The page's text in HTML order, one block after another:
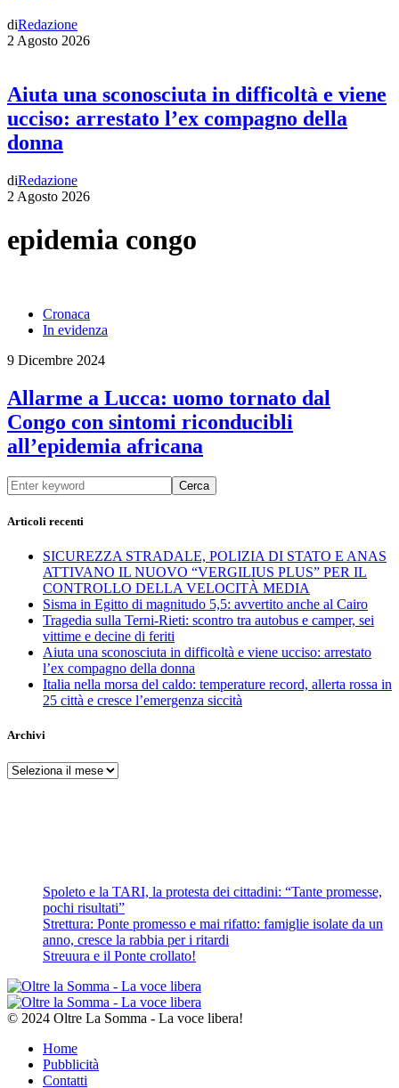
diRedazione
2 Agosto 2026
Aiuta una sconosciuta in difficoltà e viene
ucciso: arrestato l’ex compagno della
donna
diRedazione
2 Agosto 2026
epidemia congo
Cronaca
In evidenza
9 Dicembre 2024
Allarme a Lucca: uomo tornato dal
Congo con sintomi riconducibli
all’epidemia africana
Cerca
Articoli recenti
SICUREZZA STRADALE, POLIZIA DI STATO E ANAS
ATTIVANO IL NUOVO “VERGILIUS PLUS” PER IL
CONTROLLO DELLA VELOCITÀ MEDIA
Sisma in Egitto di magnitudo 5,5: avvertito anche al Cairo
Tragedia sulla Terni-Rieti: scontro tra autobus e camper, sei
vittime e decine di feriti
Aiuta una sconosciuta in difficoltà e viene ucciso: arrestato
l’ex compagno della donna
Italia nella morsa del caldo: temperature record, allerta rossa in
25 città e cresce l’emergenza siccità
Archivi
Archivi
Spoleto e la TARI, la protesta dei cittadini: “Tante promesse,
pochi risultati”
Strettura: Ponte promesso e mai rifatto: famiglie isolate da un
anno, cresce la rabbia per i ritardi
Streuura e il Ponte crollato!
© 2024 Oltre La Somma - La voce libera!
Home
Pubblicità
Contatti